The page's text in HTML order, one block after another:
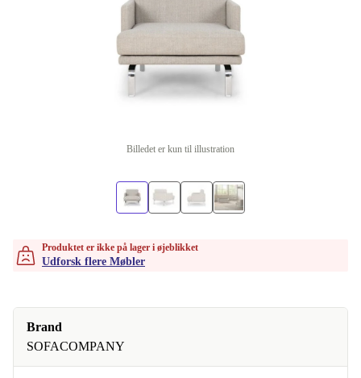
Billedet er kun til illustration
Produktet er ikke på lager i øjeblikket
Udforsk flere Møbler
Brand
SOFACOMPANY